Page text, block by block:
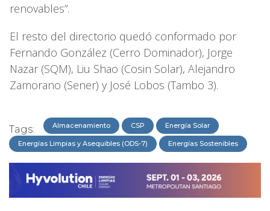
renovables”.
El resto del directorio quedó conformado por
Fernando González (Cerro Dominador), Jorge
Nazar (SQM), Liu Shao (Cosin Solar), Alejandro
Zamorano (Sener) y José Lobos (Tambo 3).
Tags: Almacenamiento CSP Energía Solar
Energías Limpias y Asequibles (ODS-7) Energías Sostenibles